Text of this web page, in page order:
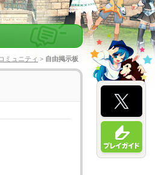
コミュニティ > 自由掲示板